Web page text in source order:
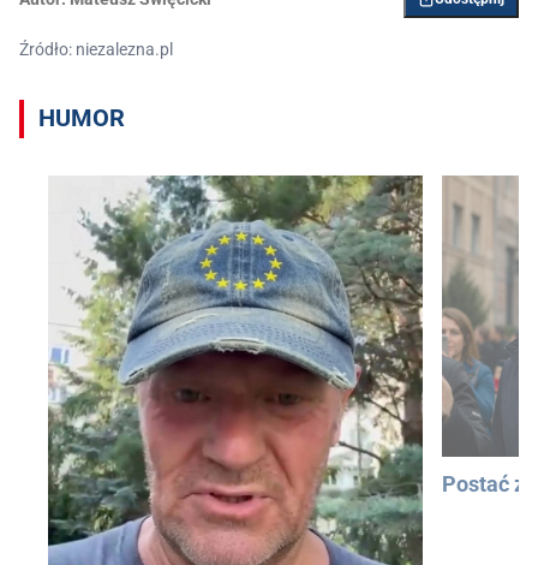
Źródło: niezalezna.pl
HUMOR
Postać